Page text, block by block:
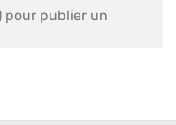
pour publier un